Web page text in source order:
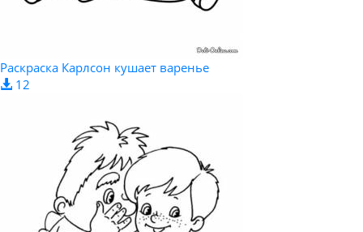
Раскраска Карлсон кушает варенье
12